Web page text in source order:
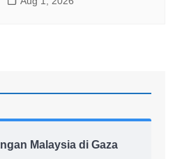
Malaysia di Gaza